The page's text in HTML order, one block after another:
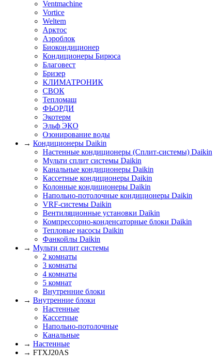
Ventmachine
Vortice
Weltem
Арктос
Аэроблок
Биокондиционер
Кондиционеры Бирюса
Благовест
Бризер
КЛИМАТРОНИК
СВОК
Тепломаш
ФЬОРДИ
Экотерм
Эльф ЭКО
Озонирование воды
→ Кондиционеры Daikin
Настенные кондиционеры (Сплит-системы) Daikin
Мульти сплит системы Daikin
Канальные кондиционеры Daikin
Кассетные кондиционеры Daikin
Колонные кондиционеры Daikin
Напольно-потолочные кондиционеры Daikin
VRF-системы Daikin
Вентиляционные установки Daikin
Компрессорно-конденсаторные блоки Daikin
Тепловые насосы Daikin
Фанкойлы Daikin
→ Мульти сплит системы
2 комнаты
3 комнаты
4 комнаты
5 комнат
Внутренние блоки
→ Внутренние блоки
Настенные
Кассетные
Напольно-потолочные
Канальные
→ Настенные
→ FTXJ20AS